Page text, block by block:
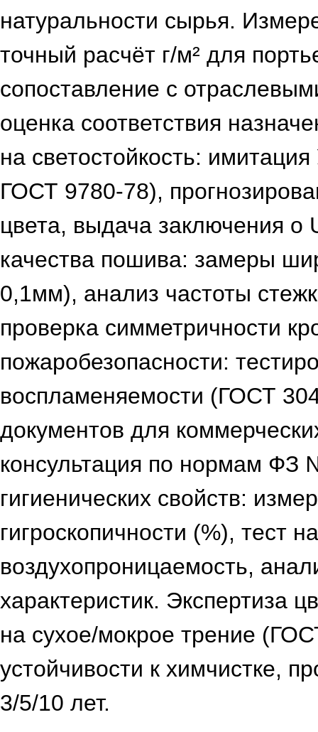
натуральности сырья.
точный расчёт г/м² для
сопоставление с
оценка соответствия
на светостойкость:
ГОСТ 9780‑78),
цвета, выдача заключения о
качества пошива: замеры
0,1мм), анализ частоты
проверка симметричности
пожаробезопасности:
воспламеняемости (ГОСТ
документов для
консультация по нормам ФЗ
гигиенических свойств:
гигроскопичности (%), тест на
воздухопроницаемость,
характеристик. Экспертиза
на сухое/мокрое трение
устойчивости к химчистке,
3/5/10 лет.